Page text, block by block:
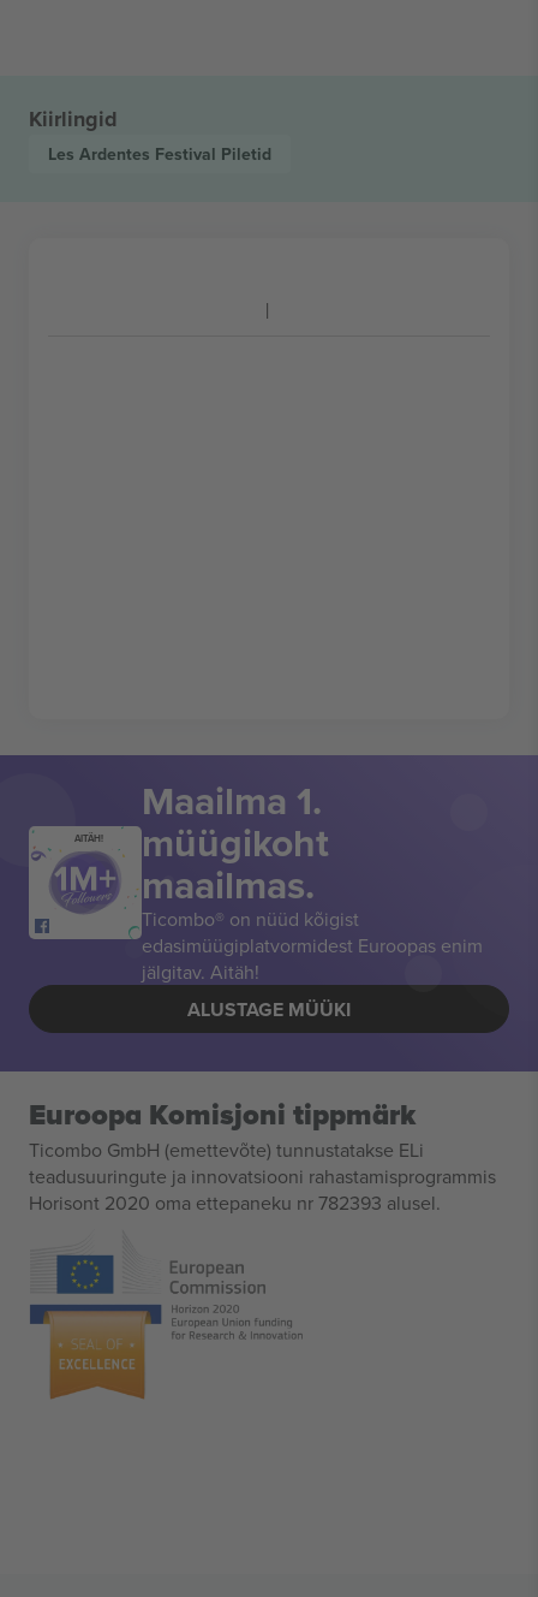
Kiirlingid
Les Ardentes Festival Piletid
AITÄH!
Maailma 1.
müügikoht
maailmas.
Ticombo® on nüüd kõigist
edasimüügiplatvormidest Euroopas enim
jälgitav. Aitäh!
ALUSTAGE MÜÜKI
Euroopa Komisjoni tippmärk
Ticombo GmbH (emettevõte) tunnustatakse ELi
teadusuuringute ja innovatsiooni rahastamisprogrammis
Horisont 2020 oma ettepaneku nr 782393 alusel.